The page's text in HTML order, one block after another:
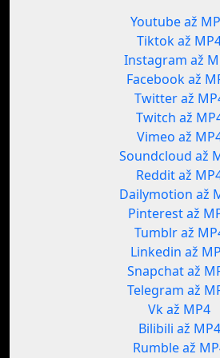
Youtube až
Tiktok až
Instagram až
Facebook až
Twitter až
Twitch až
Vimeo až
Soundcloud až
Reddit až
Dailymotion až
Pinterest až
Tumblr až
Linkedin až
Snapchat až
Telegram až
Vk až MP4
Bilibili až MP4
Rumble až